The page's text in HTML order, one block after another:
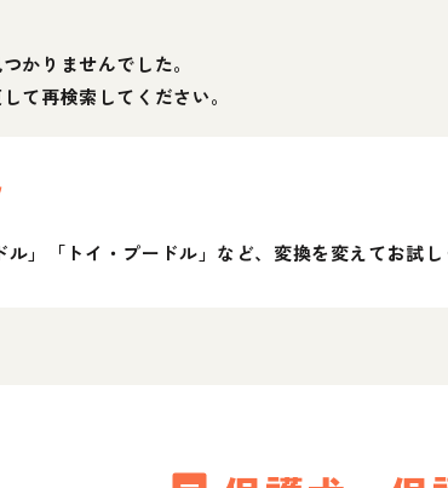
かりませんでした。
て再検索してください。
ル」「トイ・プードル」など、変換を変えてお試し